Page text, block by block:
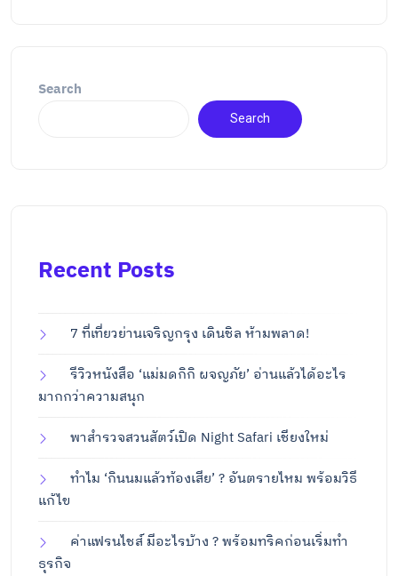
Search
Search
Recent Posts
7 ที่เที่ยวย่านเจริญกรุง เดินชิล ห้ามพลาด!
รีวิวหนังสือ ‘แม่มดกิกิ ผจญภัย’ อ่านแล้วได้อะไร
มากกว่าความสนุก
พาสำรวจสวนสัตว์เปิด Night Safari เชียงใหม่
ทำไม ‘กินนมแล้วท้องเสีย’ ? อันตรายไหม พร้อมวิธี
แก้ไข
ค่าแฟรนไชส์ มีอะไรบ้าง ? พร้อมทริคก่อนเริ่มทำ
ธุรกิจ